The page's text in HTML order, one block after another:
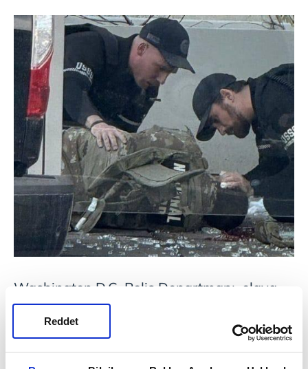
Reddet
Washington D.C. Polis Departmanı, olaya
ilişkin bir şüphelinin gözaltına alındığını
bildirdi. Batı Virginia Eyaleti Valisi de yaptığı
açıklamada saldırıya uğrayan 2 askerin